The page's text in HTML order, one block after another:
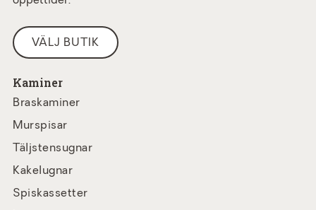
VÄLJ BUTIK
Kaminer
Braskaminer
Murspisar
Täljstensugnar
Kakelugnar
Spiskassetter